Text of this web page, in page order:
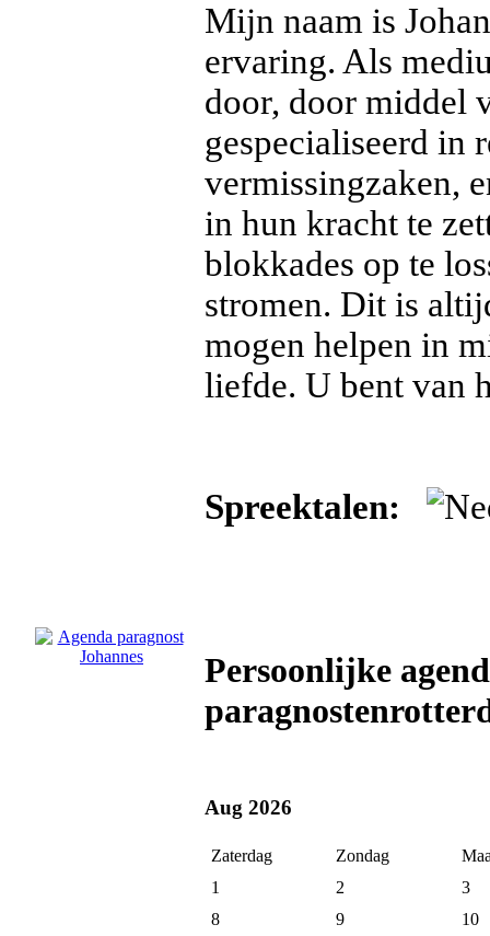
Mijn naam is
ervaring. Als
door, door middel
gespecialiseerd in
vermissingzaken,
in hun kracht te
blokkades op te
stromen. Dit is
mogen helpen in
liefde. U bent van
Spreektalen:
Persoonlijke
Aug 2026
Zaterdag Zondag
1
2
3
8
9
10